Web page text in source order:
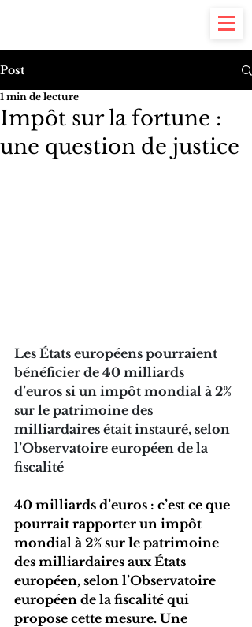
Post
Impôt sur la fortune :
une question de justice
1 min de lecture
Les États européens pourraient
bénéficier de 40 milliards
d’euros si un impôt mondial à 2%
sur le patrimoine des
milliardaires était instauré, selon
l’Observatoire européen de la
fiscalité
40 milliards d’euros : c’est ce que
pourrait rapporter un impôt
mondial à 2% sur le patrimoine
des milliardaires aux États
européen, selon l’Observatoire
européen de la fiscalité qui
propose cette mesure. Une